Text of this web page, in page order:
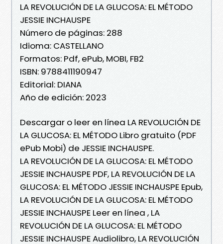
LA REVOLUCIÓN DE LA GLUCOSA: EL MÉTODO
JESSIE INCHAUSPE
Número de páginas: 288
Idioma: CASTELLANO
Formatos: Pdf, ePub, MOBI, FB2
ISBN: 9788411190947
Editorial: DIANA
Año de edición: 2023
Descargar o leer en línea LA REVOLUCIÓN DE
LA GLUCOSA: EL MÉTODO Libro gratuito (PDF
ePub Mobi) de JESSIE INCHAUSPE.
LA REVOLUCIÓN DE LA GLUCOSA: EL MÉTODO
JESSIE INCHAUSPE PDF, LA REVOLUCIÓN DE LA
GLUCOSA: EL MÉTODO JESSIE INCHAUSPE Epub,
LA REVOLUCIÓN DE LA GLUCOSA: EL MÉTODO
JESSIE INCHAUSPE Leer en línea , LA
REVOLUCIÓN DE LA GLUCOSA: EL MÉTODO
JESSIE INCHAUSPE Audiolibro, LA REVOLUCIÓN